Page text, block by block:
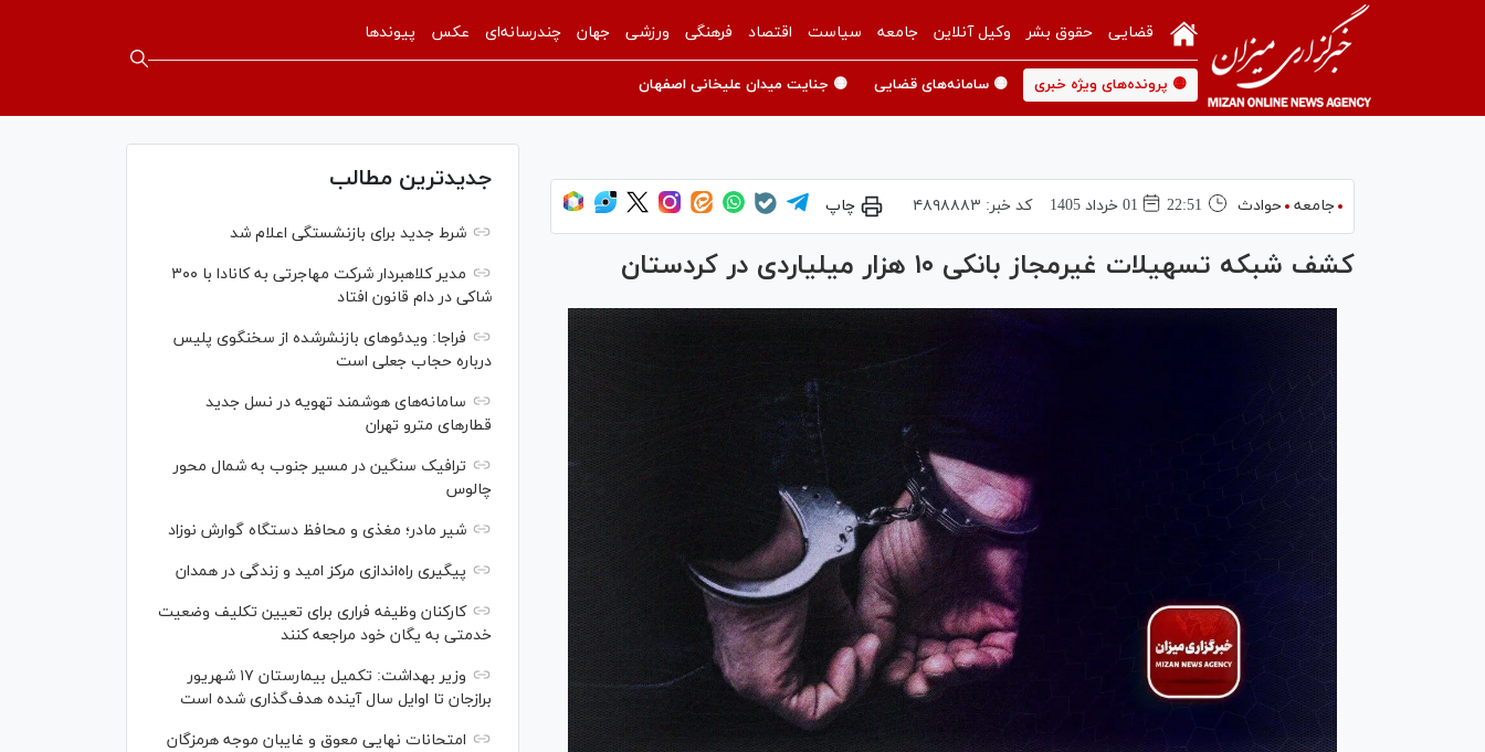
قضایی حقوق بشر وکیل آنلاین جامعه سیاست اقتصاد فرهنگی ورزشی جهان چندرسانه‌ای عکس پیوندها
🟡 پرونده‌های ویژه خبری 🟡 سامانه‌های قضایی 🟡 جنایت میدان علیخانی اصفهان
جامعه حوادث 22:51 01 خرداد 1405 کد خبر: ۴۸۹۸۸۸۳ چاپ
کشف شبکه تسهیلات غیرمجاز بانکی ۱۰ هزار میلیاردی در کردستان
جدیدترین مطالب
شرط جدید برای بازنشستگی اعلام شد
مدیر کلاهبردار شرکت مهاجرتی به کانادا با ۳۰۰
شاکی در دام قانون افتاد
فراجا: ویدئو‌های بازنشرشده از سخنگوی پلیس
درباره حجاب جعلی است
سامانه‌های هوشمند تهویه در نسل جدید
قطار‌های مترو تهران
ترافیک سنگین در مسیر جنوب به شمال محور
چالوس
شیر مادر؛ مغذی و محافظ دستگاه گوارش نوزاد
پیگیری راه‌اندازی مرکز امید و زندگی در همدان
کارکنان وظیفه فراری برای تعیین تکلیف وضعیت
خدمتی به یگان خود مراجعه کنند
وزیر بهداشت: تکمیل بیمارستان ۱۷ شهریور
برازجان تا اوایل سال آینده هدف‌گذاری شده است
امتحانات نهایی معوق و غایبان موجه هرمزگان